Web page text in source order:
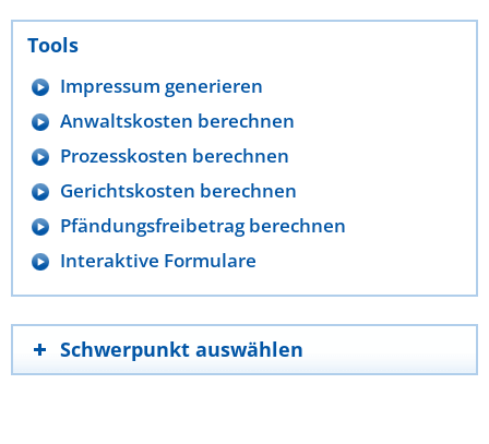
Tools
Impressum generieren
Anwaltskosten berechnen
Prozesskosten berechnen
Gerichtskosten berechnen
Pfändungsfreibetrag berechnen
Interaktive Formulare
Schwerpunkt auswählen